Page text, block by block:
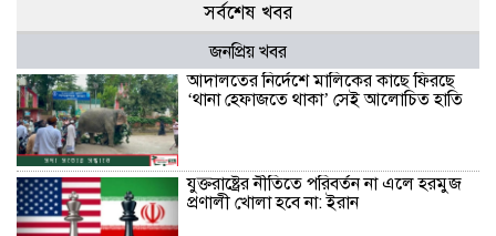
সর্বশেষ খবর
জনপ্রিয় খবর
আদালতের নির্দেশে মালিকের কাছে ফিরছে
‘থানা হেফাজতে থাকা’ সেই আলোচিত হাতি
যুক্তরাষ্ট্রের নীতিতে পরিবর্তন না এলে হরমুজ
প্রণালী খোলা হবে না: ইরান